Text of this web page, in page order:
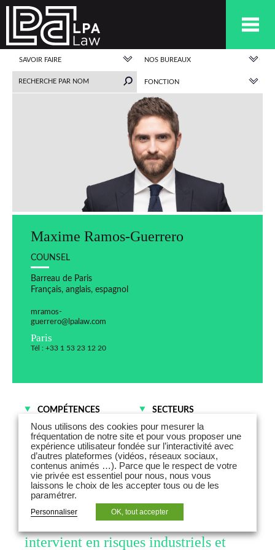
SAVOIR FAIRE NOS BUREAUX
FONCTION
Maxime Ramos-Guerrero
COUNSEL
Barreau de Paris
Français, anglais, espagnol
mramos-
guerrero@lpalaw.com
Paris
Tél : +33 1 53 23 12 20
COMPÉTENCES
Contentieux des affaires
Risques et Assurances
SECTEURS
Assurances
Industries
Énergies
Technologies - Média -
Télécommunications
Maxime Ramos-Guerrero est avocat
counsel en contentieux des affaires et
intervient en risques industriels et
Nous utilisons des cookies pour mesurer la
fréquentation de notre site et pour vous proposer une
expérience utilisateur fondée sur l’interactivité avec
d’autres plateformes (vidéos, réseaux sociaux,
contenus animés …). Parce que le respect de votre
vie privée est essentiel pour nous, nous vous
laissons le choix de les accepter tous ou de les
paramétrer.
Personnaliser OK, tout accepter